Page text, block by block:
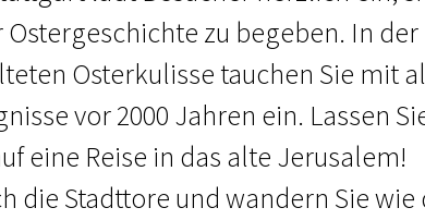
Ostergeschichte zu begeben. In der
Osterkulisse tauchen Sie mit
vor 2000 Jahren ein. Lassen
eine Reise in das alte Jerusalem!
die Stadttore und wandern Sie wie